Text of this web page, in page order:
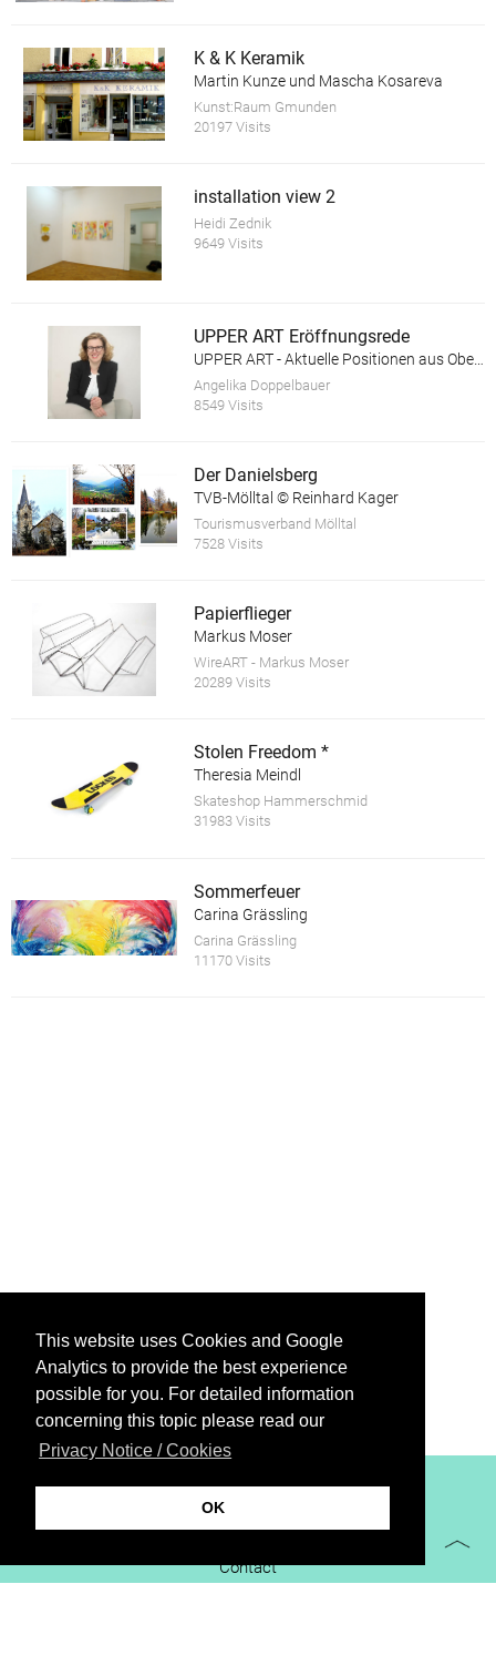
This website uses Cookies and Google
Analytics to provide the best experience
possible for you. For detailed information
concerning this topic please read our
Privacy Notice / Cookies
OK
K & K Keramik
Martin Kunze und Mascha Kosareva
Kunst:Raum Gmunden
20197 Visits
installation view 2
Heidi Zednik
9649 Visits
UPPER ART Eröffnungsrede
UPPER ART - Aktuelle Positionen aus Oberösterreich. Ausstellung in der Galerie im Granitmuseum Schärding
Angelika Doppelbauer
8549 Visits
Der Danielsberg
TVB-Mölltal © Reinhard Kager
Tourismusverband Mölltal
7528 Visits
Papierflieger
Markus Moser
WireART - Markus Moser
20289 Visits
Stolen Freedom *
Theresia Meindl
Skateshop Hammerschmid
31983 Visits
Sommerfeuer
Carina Grässling
Carina Grässling
11170 Visits
XiBIT Infoguide 2021
Contact